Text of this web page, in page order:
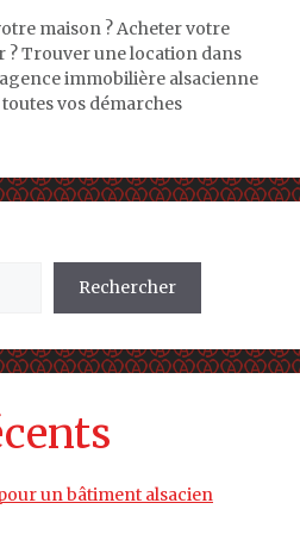
maison ? Acheter votre
Trouver une location dans
immobilière alsacienne
vos démarches
Rechercher
un bâtiment alsacien